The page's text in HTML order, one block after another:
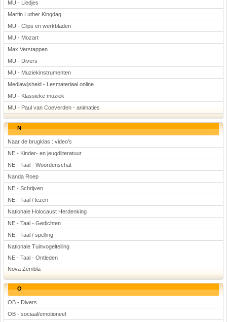
MU - Liedjes
Martin Luther Kingdag
MU - Clips en werkbladen
MU - Mozart
Max Verstappen
MU - Divers
MU - Muziekinstrumenten
Mediawijsheid - Lesmateriaal online
MU - Klassieke muziek
MU - Paul van Coeverden - animaties
N
Naar de brugklas : video's
NE - Kinder- en jeugdliteratuur
NE - Taal - Woordenschat
Nanda Roep
NE - Schrijven
NE - Taal / lezen
Nationale Holocaust Herdenking
NE - Taal - Gedichten
NE - Taal / spelling
Nationale Tuinvogeltelling
NE - Taal - Ontleden
Nova Zembla
O
OB - Divers
OB - sociaal/emotioneel